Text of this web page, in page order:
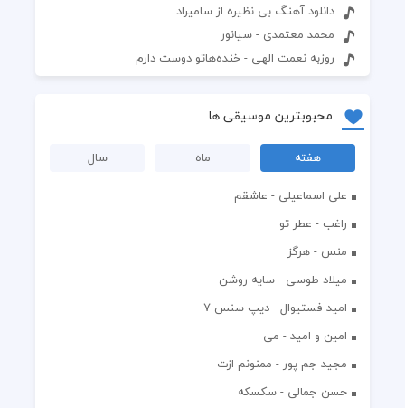
دانلود آهنگ بی نظیره از سامیراد
محمد معتمدی - سیانور
روزبه نعمت الهی - خنده‌هاتو دوست دارم
محبوبترین موسیقی ها
هفته ماه
سال
علی اسماعیلی - عاشقم
راغب - عطر تو
منس - هرگز
میلاد طوسی - سایه روشن
اميد فستيوال - ديپ سنس ۷
امین و امید - می
مجید جم پور - ممنونم ازت
حسن جمالی - سکسکه